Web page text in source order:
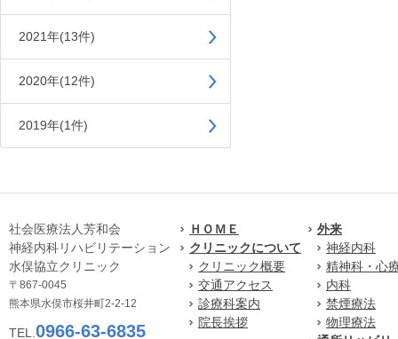
2021年(13件)
2020年(12件)
2019年(1件)
社会医療法人芳和会
神経内科リハビリテーション
水俣協立クリニック
〒867-0045
熊本県水俣市桜井町2-2-12
TEL. 0966-63-6835
ＨＯＭＥ
クリニックについて
クリニック概要
交通アクセス
診療科案内
院長挨拶
外来
神経内科
精神科・心
内科
禁煙療法
物理療法